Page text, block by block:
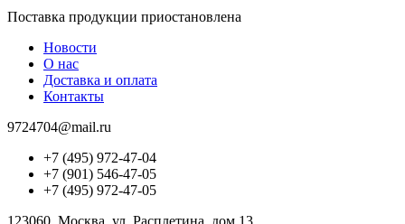
Поставка продукции приостановлена
Новости
О нас
Доставка и оплата
Контакты
9724704@mail.ru
+7 (495) 972-47-04
+7 (901) 546-47-05
+7 (495) 972-47-05